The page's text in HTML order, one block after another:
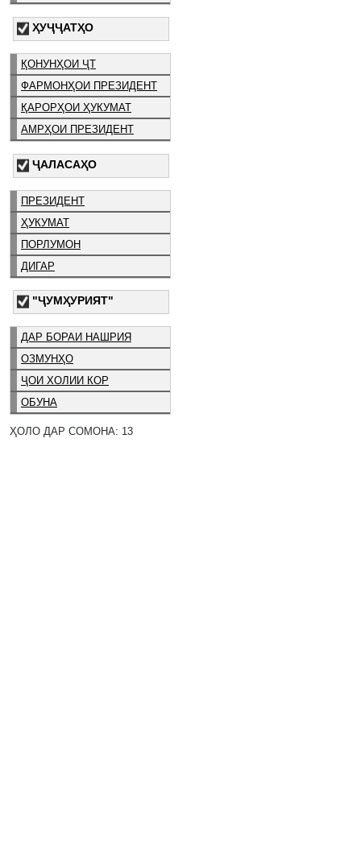
ҲУҶҶАТҲО
ҚОНУНҲОИ ҶТ
ФАРМОНҲОИ ПРЕЗИДЕНТ
ҚАРОРҲОИ ҲУКУМАТ
АМРҲОИ ПРЕЗИДЕНТ
ҶАЛАСАҲО
ПРЕЗИДЕНТ
ҲУКУМАТ
ПОРЛУМОН
ДИГАР
"ҶУМҲУРИЯТ"
ДАР БОРАИ НАШРИЯ
ОЗМУНҲО
ҶОИ ХОЛИИ КОР
ОБУНА
ҲОЛО ДАР СОМОНА: 13